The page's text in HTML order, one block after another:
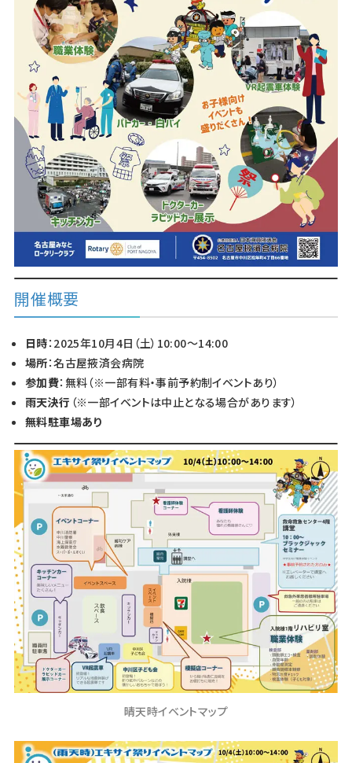
開催概要
日時：2025年10月4日（土）10:00〜14:00
場所：名古屋掖済会病院
参加費：無料（※一部有料・事前予約制イベントあり）
雨天決行 （※一部イベントは中止となる場合があります）
無料駐車場あり
晴天時イベントマップ